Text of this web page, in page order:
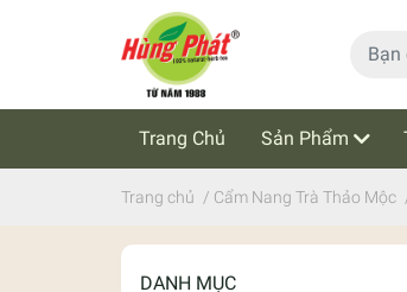
Trang Chủ Sản Phẩm
Cẩm Nang Trà Thảo Mộc
Trang chủ / Cẩm Nang Trà Thảo Mộc
DANH MỤC